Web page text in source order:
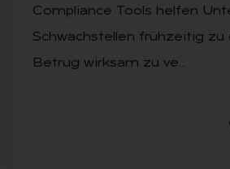
Compliance Tools helfen
Schwachstellen frühzeitig zu
Betrug wirksam zu ve…